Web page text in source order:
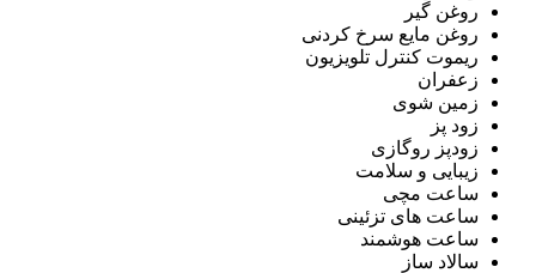
روغن گیر
روغن مایع سرخ کردنی
ریموت کنترل تلویزیون
زعفران
زمین شوی
زود پز
زودپز روگازی
زیبایی و سلامت
ساعت مچی
ساعت های تزئینی
ساعت هوشمند
سالاد ساز